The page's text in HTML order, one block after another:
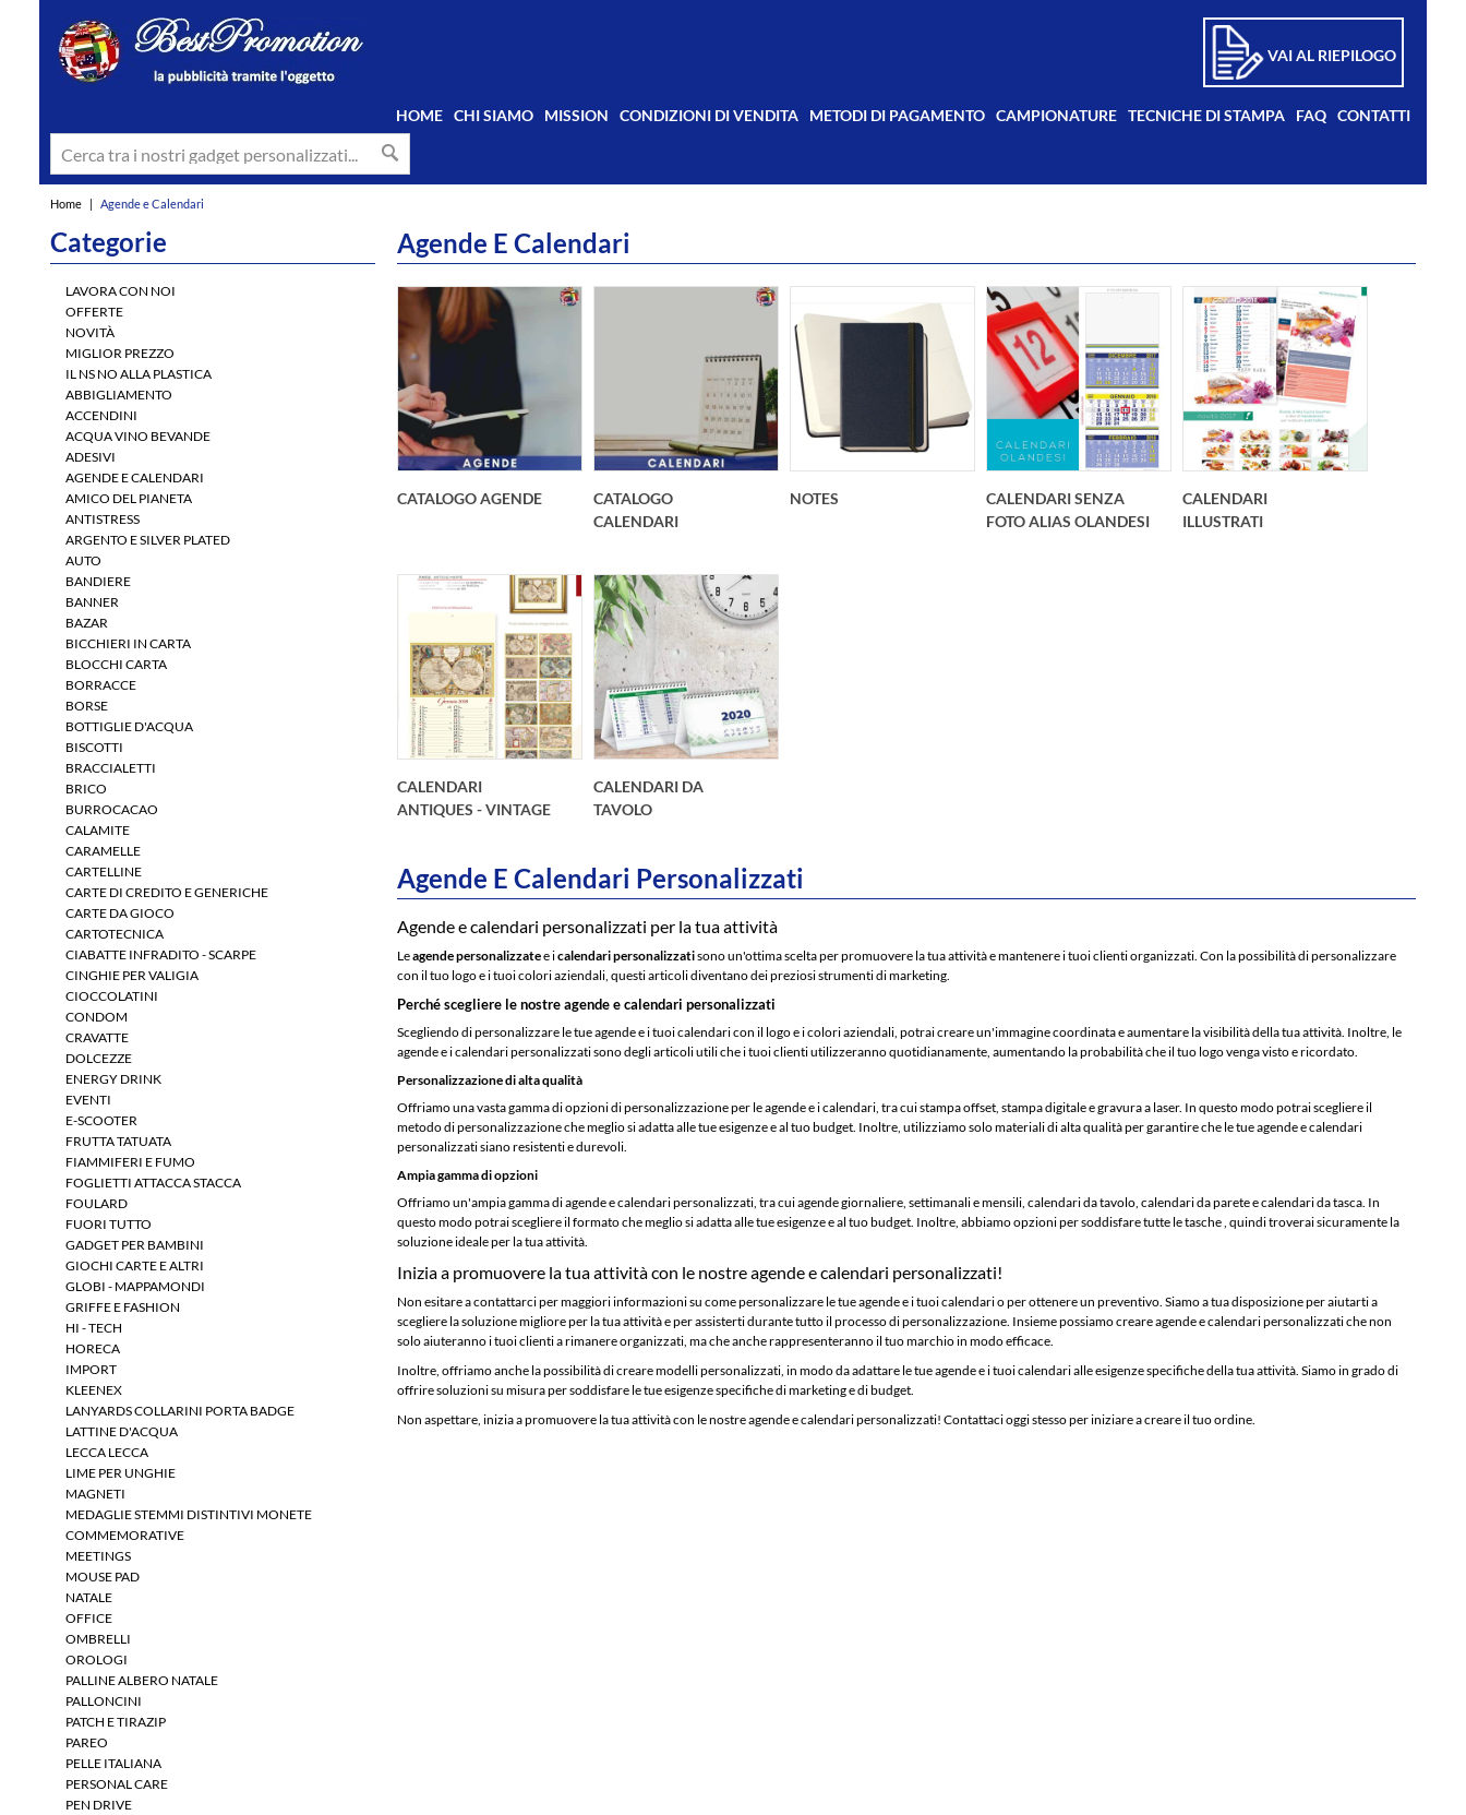
VAI AL RIEPILOGO
HOME CHI SIAMO MISSION CONDIZIONI DI VENDITA METODI DI PAGAMENTO CAMPIONATURE TECNICHE DI STAMPA FAQ CONTATTI
Home | Agende e Calendari
Agende E Calendari
CATALOGO AGENDE
CATALOGO
CALENDARI
NOTES
CALENDARI SENZA
FOTO ALIAS OLANDESI
CALENDARI
ILLUSTRATI
CALENDARI
ANTIQUES - VINTAGE
CALENDARI DA
TAVOLO
Agende E Calendari Personalizzati
Agende e calendari personalizzati per la tua attività
Leagende personalizzatee icalendari personalizzatisono un'ottima scelta per promuovere la tua attività e mantenere i tuoi clienti organizzati. Con la possibilità di personalizzare
con il tuo logo e i tuoi colori aziendali, questi articoli diventano dei preziosi strumenti di marketing.
Perché scegliere le nostre agende e calendari personalizzati
Scegliendo di personalizzare le tue agende e i tuoi calendari con il logo e i colori aziendali, potrai creare un'immagine coordinata e aumentare la visibilità della tua attività. Inoltre, le
agende e i calendari personalizzati sono degli articoli utili che i tuoi clienti utilizzeranno quotidianamente, aumentando la probabilità che il tuo logo venga visto e ricordato.
Personalizzazione di alta qualità
Offriamo una vasta gamma di opzioni di personalizzazione per le agende e i calendari, tra cui stampa offset, stampa digitale e gravura a laser. In questo modo potrai scegliere il
metodo di personalizzazione che meglio si adatta alle tue esigenze e al tuo budget. Inoltre, utilizziamo solo materiali di alta qualità per garantire che le tue agende e calendari
personalizzati siano resistenti e durevoli.
Ampia gamma di opzioni
Offriamo un'ampia gamma di agende e calendari personalizzati, tra cui agende giornaliere, settimanali e mensili, calendari da tavolo, calendari da parete e calendari da tasca. In
questo modo potrai scegliere il formato che meglio si adatta alle tue esigenze e al tuo budget. Inoltre, abbiamo opzioni per soddisfare tutte le tasche , quindi troverai sicuramente la
soluzione ideale per la tua attività.
Inizia a promuovere la tua attività con le nostre agende e calendari personalizzati!
Non esitare a contattarci per maggiori informazioni su come personalizzare le tue agende e i tuoi calendari o per ottenere un preventivo. Siamo a tua disposizione per aiutarti a
scegliere la soluzione migliore per la tua attività e per assisterti durante tutto il processo di personalizzazione. Insieme possiamo creare agende e calendari personalizzati che non
solo aiuteranno i tuoi clienti a rimanere organizzati, ma che anche rappresenteranno il tuo marchio in modo efficace.
Inoltre, offriamo anche la possibilità di creare modelli personalizzati, in modo da adattare le tue agende e i tuoi calendari alle esigenze specifiche della tua attività. Siamo in grado di
offrire soluzioni su misura per soddisfare le tue esigenze specifiche di marketing e di budget.
Non aspettare, inizia a promuovere la tua attività con le nostre agende e calendari personalizzati! Contattaci oggi stesso per iniziare a creare il tuo ordine.
Categorie
LAVORA CON NOI
OFFERTE
NOVITÀ
MIGLIOR PREZZO
IL NS NO ALLA PLASTICA
ABBIGLIAMENTO
ACCENDINI
ACQUA VINO BEVANDE
ADESIVI
AGENDE E CALENDARI
AMICO DEL PIANETA
ANTISTRESS
ARGENTO E SILVER PLATED
AUTO
BANDIERE
BANNER
BAZAR
BICCHIERI IN CARTA
BLOCCHI CARTA
BORRACCE
BORSE
BOTTIGLIE D'ACQUA
BISCOTTI
BRACCIALETTI
BRICO
BURROCACAO
CALAMITE
CARAMELLE
CARTELLINE
CARTE DI CREDITO E GENERICHE
CARTE DA GIOCO
CARTOTECNICA
CIABATTE INFRADITO - SCARPE
CINGHIE PER VALIGIA
CIOCCOLATINI
CONDOM
CRAVATTE
DOLCEZZE
ENERGY DRINK
EVENTI
E-SCOOTER
FRUTTA TATUATA
FIAMMIFERI E FUMO
FOGLIETTI ATTACCA STACCA
FOULARD
FUORI TUTTO
GADGET PER BAMBINI
GIOCHI CARTE E ALTRI
GLOBI - MAPPAMONDI
GRIFFE E FASHION
HI - TECH
HORECA
IMPORT
KLEENEX
LANYARDS COLLARINI PORTA BADGE
LATTINE D'ACQUA
LECCA LECCA
LIME PER UNGHIE
MAGNETI
MEDAGLIE STEMMI DISTINTIVI MONETE
COMMEMORATIVE
MEETINGS
MOUSE PAD
NATALE
OFFICE
OMBRELLI
OROLOGI
PALLINE ALBERO NATALE
PALLONCINI
PATCH E TIRAZIP
PAREO
PELLE ITALIANA
PERSONAL CARE
PEN DRIVE